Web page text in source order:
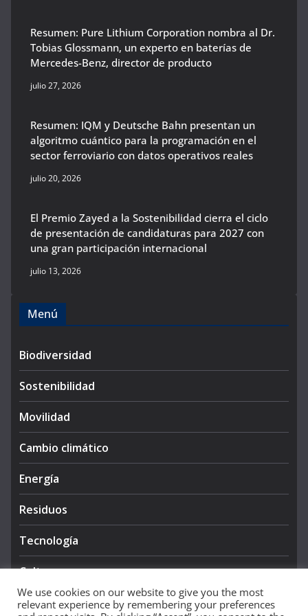
Resumen: Pure Lithium Corporation nombra al Dr.
Tobias Glossmann, un experto en baterías de
Mercedes-Benz, director de producto
julio 27, 2026
Resumen: IQM y Deutsche Bahn presentan un
algoritmo cuántico para la programación en el
sector ferroviario con datos operativos reales
julio 20, 2026
El Premio Zayed a la Sostenibilidad cierra el ciclo
de presentación de candidaturas para 2027 con
una gran participación internacional
julio 13, 2026
Menú
Biodiversidad
Sostenibilidad
Movilidad
Cambio climático
Energía
Residuos
Tecnología
Cultura
We use cookies on our website to give you the most
relevant experience by remembering your preferences